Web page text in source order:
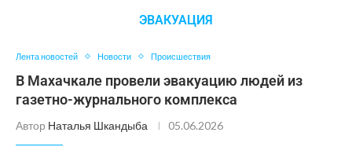
ЭВАКУАЦИЯ
Лента новостей Новости Происшествия
В Махачкале провели эвакуацию людей из
газетно-журнального комплекса
Автор Наталья Шкандыба 05.06.2026